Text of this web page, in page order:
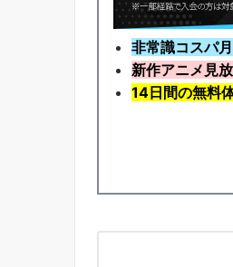
非常識コスパ
新作アニメ見
14日間の無料